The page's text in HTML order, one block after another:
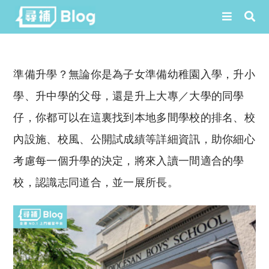
content準備升學？無論你是為子女準備幼稚園入學，升小
學、升中學的父母，還是升上大專／大學的同學
仔，你都可以在這裏找到本地多間學校的排名、校
內設施、校風、公開試成績等詳細資訊，助你細心
考慮每一個升學的決定，將來入讀一間適合的學
校，認識志同道合，並一展所長。